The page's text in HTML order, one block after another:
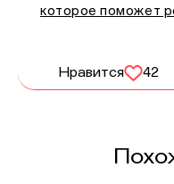
которое поможет
Нравится 42